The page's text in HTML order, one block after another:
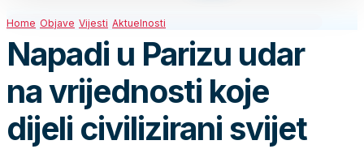
Home Objave Vijesti Aktuelnosti
Napadi u Parizu udar
na vrijednosti koje
dijeli civilizirani svijet